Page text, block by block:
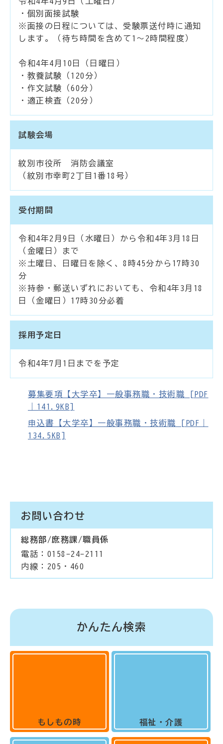
・個別面接試験
※面接の日程については、受験票送付時に通知
します。（待ち時間を含めて1～2時間程度）
令和4年4月10日（日曜日）
・教養試験（120分）
・作文試験（60分）
・適正検査（20分）
試験会場
紋別市役所 消防会議室
（紋別市幸町2丁目1番18号）
受付期間
令和4年2月9日（水曜日）から令和4年3月18日
（金曜日）まで
※土曜日、日曜日を除く、8時45分から17時30
分
※持参・郵送いずれにおいても、令和4年3月18
日（金曜日）17時30分必着
採用予定日
令和4年7月1日までを予定
募集要項【大学卒】一般事務職・技術職 [PDF
｜141.9KB]
申込書【大学卒】一般事務職・技術職 [PDF｜
134.5KB]
お問い合わせ
総務部/庶務課/職員係
電話：0158-24-2111
内線：205・460
かんたん検索
もしもの時 福祉・介護